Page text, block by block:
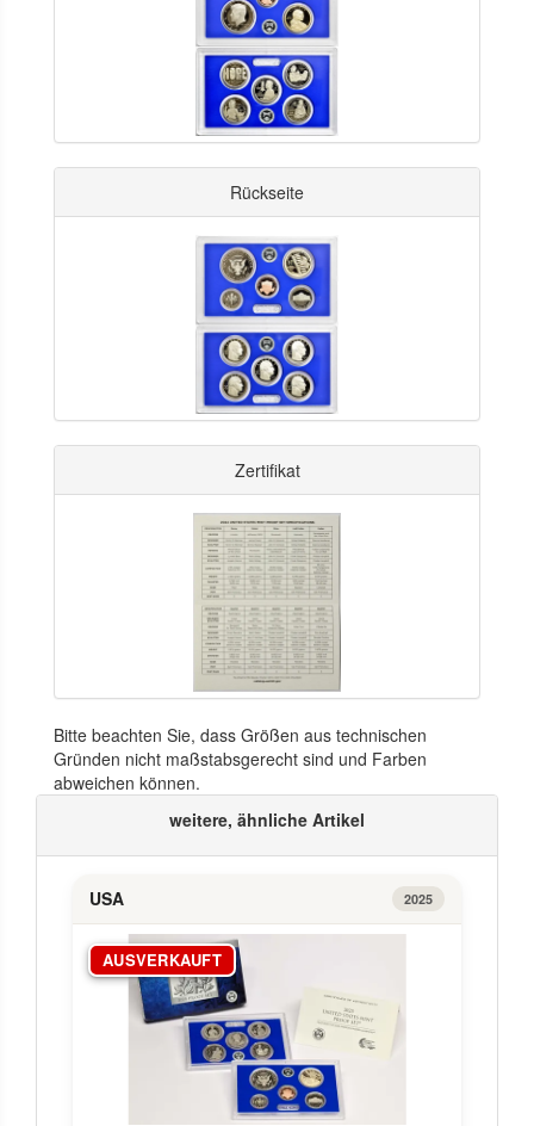
Rückseite
Zertifikat
Bitte beachten Sie, dass Größen aus technischen
Gründen nicht maßstabsgerecht sind und Farben
abweichen können.
weitere, ähnliche Artikel
USA 2025
AUSVERKAUFT